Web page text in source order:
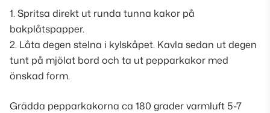
1. Spritsa direkt ut runda tunna kakor på
bakplåtspapper.
2. Låta degen stelna i kylskåpet. Kavla sedan ut degen
tunt på mjölat bord och ta ut pepparkakor med
önskad form.
Grädda pepparkakorna ca 180 grader varmluft 5-7